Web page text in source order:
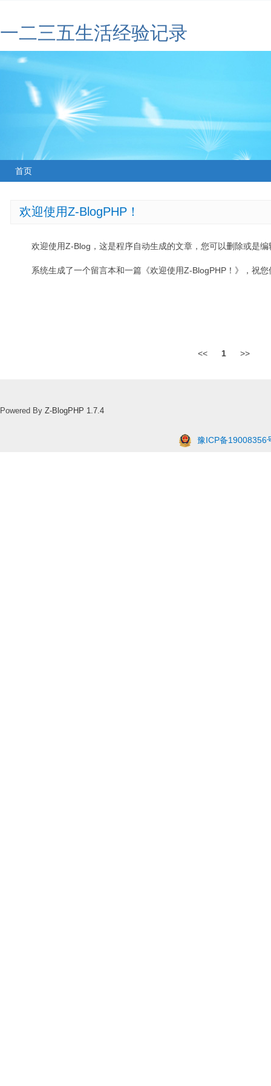
一二三五生活经验记录
首页
欢迎使用Z-BlogPHP！
欢迎使用Z-Blog，这是程序自动生成的文章，您可以删除或是编
系统生成了一个留言本和一篇《欢迎使用Z-BlogPHP！》，祝
<< 1 >>
Powered By Z-BlogPHP 1.7.4
豫ICP备19008356